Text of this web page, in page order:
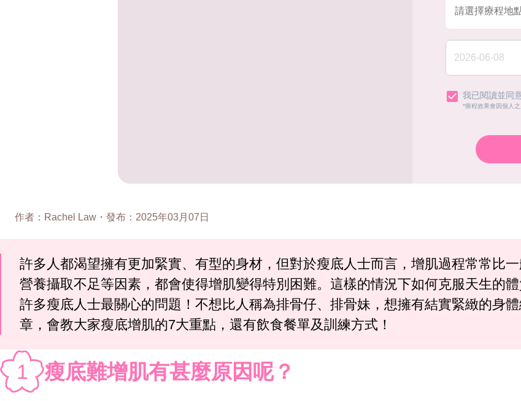
我已閱讀並同
*療程效果會因個人
作者 ： Rachel Law ・ 發布 ： 2025年03月07日
許多人都渴望擁有更加緊實、有型的身材，但對於瘦底人士而言，增肌過程常常比
營養攝取不足等因素，都會使得增肌變得特別困難。這樣的情況下如何克服天生的
許多瘦底人士最關心的問題！不想比人稱為排骨仔、排骨妹，想擁有結實緊緻的身
章，會教大家瘦底增肌的7大重點，還有飲食餐單及訓練方式！
1 瘦底難增肌有甚麼原因呢？